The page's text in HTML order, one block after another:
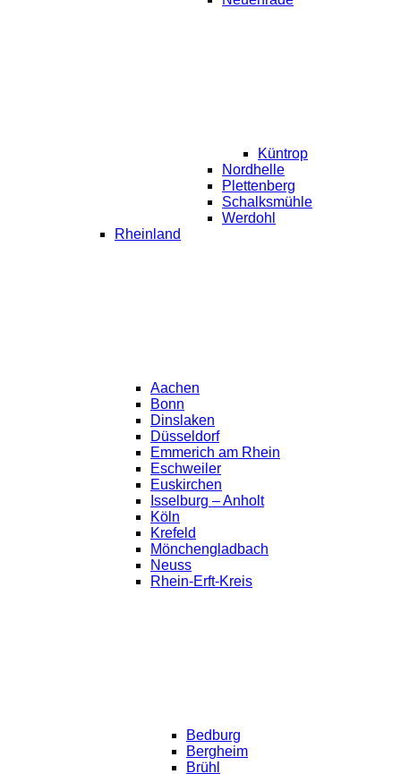
Küntrop
Nordhelle
Plettenberg
Schalksmühle
Werdohl
Rheinland
Aachen
Bonn
Dinslaken
Düsseldorf
Emmerich am Rhein
Eschweiler
Euskirchen
Isselburg – Anholt
Köln
Krefeld
Mönchengladbach
Neuss
Rhein-Erft-Kreis
Bedburg
Bergheim
Brühl